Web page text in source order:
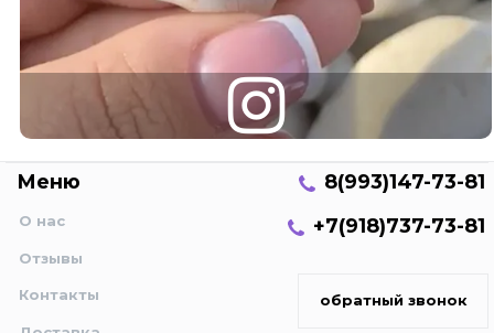
Меню
О нас
Отзывы
Контакты
8(993)147-73-81
+7(918)737-73-81
обратный звонок